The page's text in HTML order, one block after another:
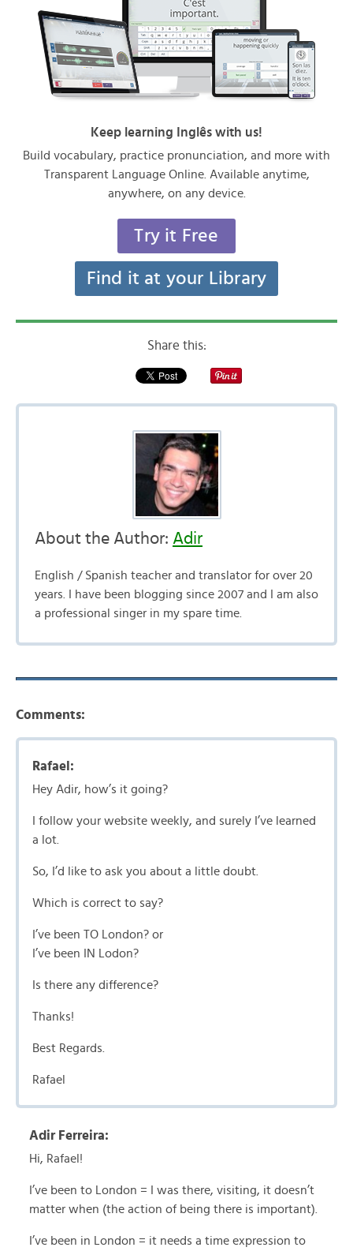
Keep learning Inglês with us!
Build vocabulary, practice pronunciation, and more with
Transparent Language Online. Available anytime,
anywhere, on any device.
Try it Free
Find it at your Library
Share this:
About the Author: Adir
English / Spanish teacher and translator for over 20
years. I have been blogging since 2007 and I am also
a professional singer in my spare time.
Comments:
Rafael:
Hey Adir, how’s it going?
I follow your website weekly, and surely I’ve learned
a lot.
So, I’d like to ask you about a little doubt.
Which is correct to say?
I’ve been TO London? or
I’ve been IN Lodon?
Is there any difference?
Thanks!
Best Regards.
Rafael
Adir Ferreira:
Hi, Rafael!
I’ve been to London = I was there, visiting, it doesn’t
matter when (the action of being there is important).
I’ve been in London = it needs a time expression to